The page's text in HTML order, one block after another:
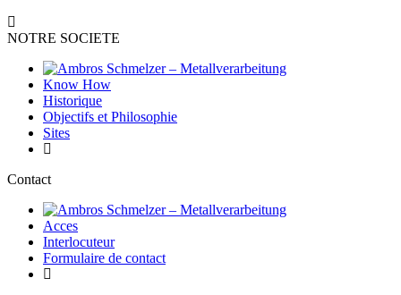
NOTRE SOCIETE
Know How
Historique
Objectifs et Philosophie
Sites
Contact
Acces
Interlocuteur
Formulaire de contact